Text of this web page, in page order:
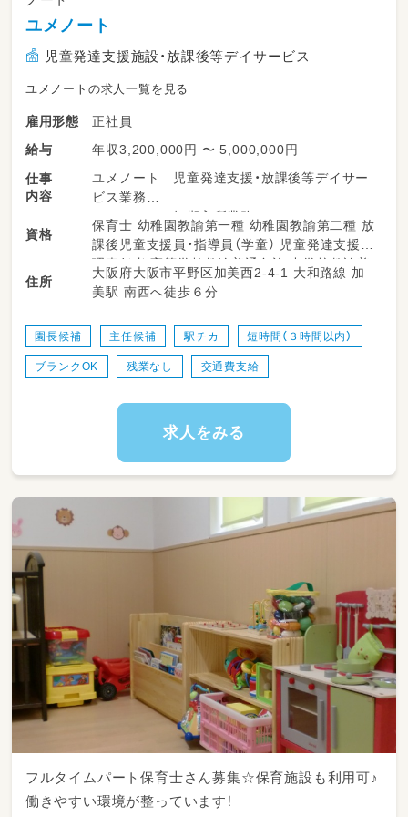
・年間休日は121日。有給消化率100%。
・ICT化促進中！ 事務スタッフの配置等で先生
たちの負担を軽減
ったりしっかりとリフレッシュ可能です
・定期的なミーティング、1on1も実施します！
密に行います
・産休育休制度もあり、取得復帰率は90％！運営
園での託児も利用可能です
皆様のご応募、挑戦をお待ちしております！
ユメノート
児童発達支援施設・放課後等デイサービス
ユメノートの求人一覧を見る
雇用形態
正社員
給与
年収3,200,000円 〜 5,000,000円
仕事
内容
ユメノート 児童発達支援・放課後等デイサー
ビス業務
ユメミ 短期入所業務
ユメライブ 就労継続支援B型・生活介護業務
常勤は業務全般 非常勤はおもに直接業務
資格
保育士 幼稚園教諭第一種 幼稚園教諭第二種 放
課後児童支援員・指導員（学童） 児童発達支援管
理責任者 高等学校教諭普通免許 中学校教諭普
通免許 小学校教諭普通免許 社会福祉士 言語聴
覚士 作業療法士 理学療法士 心理士 精神保健
住所
大阪府大阪市平野区加美西2-4-1 大和路線 加
美駅 南西へ徒歩６分
園長候補 主任候補 駅チカ 短時間（３時間以内）
ブランクOK 残業なし 交通費支給
求人をみる
フルタイムパート保育士さん募集☆保育施設も利用可♪
働きやすい環境が整っています！